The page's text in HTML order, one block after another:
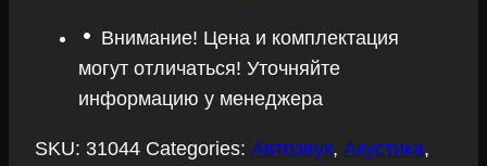
Внимание! Цена и комплектация
могут отличаться! Уточняйте
информацию у менеджера
SKU: 31044 Categories: Автозвук, Акустика,